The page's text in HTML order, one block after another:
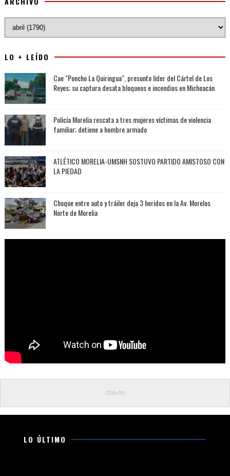
LO + LEÍDO
Cae "Poncho La Quiringua", presunto líder del Cártel de Los
Reyes; su captura desata bloqueos e incendios en Michoacán
Policía Morelia rescata a tres mujeres víctimas de violencia
familiar; detiene a hombre armado
ATLÉTICO MORELIA-UMSNH SOSTUVO PARTIDO AMISTOSO CON
LA PIEDAD
Choque entre auto y tráiler deja 3 heridos en la Av. Morelos
Norte de Morelia
LO ÚLTIMO